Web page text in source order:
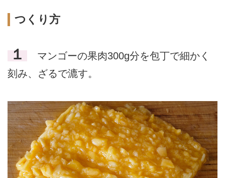
つくり方
１
マンゴーの果肉300g分を包丁で細かく
刻み、ざるで漉す。